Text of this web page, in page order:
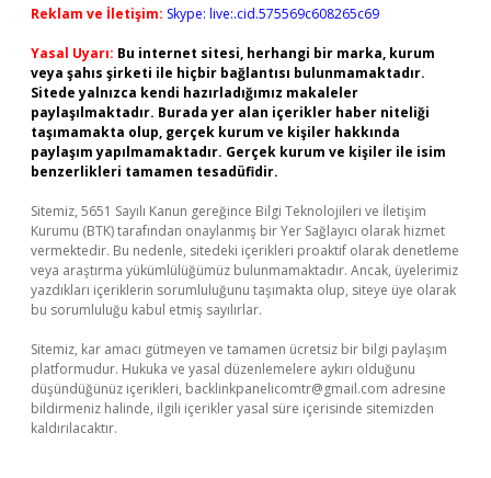
Reklam ve İletişim: Skype: live:.cid.575569c608265c69
Yasal Uyarı: Bu internet sitesi, herhangi bir marka, kurum
veya şahıs şirketi ile hiçbir bağlantısı bulunmamaktadır.
Sitede yalnızca kendi hazırladığımız makaleler
paylaşılmaktadır. Burada yer alan içerikler haber niteliği
taşımamakta olup, gerçek kurum ve kişiler hakkında
paylaşım yapılmamaktadır. Gerçek kurum ve kişiler ile isim
benzerlikleri tamamen tesadüfidir.
Sitemiz, 5651 Sayılı Kanun gereğince Bilgi Teknolojileri ve İletişim
Kurumu (BTK) tarafından onaylanmış bir Yer Sağlayıcı olarak hizmet
vermektedir. Bu nedenle, sitedeki içerikleri proaktif olarak denetleme
veya araştırma yükümlülüğümüz bulunmamaktadır. Ancak, üyelerimiz
yazdıkları içeriklerin sorumluluğunu taşımakta olup, siteye üye olarak
bu sorumluluğu kabul etmiş sayılırlar.
Sitemiz, kar amacı gütmeyen ve tamamen ücretsiz bir bilgi paylaşım
platformudur. Hukuka ve yasal düzenlemelere aykırı olduğunu
düşündüğünüz içerikleri, backlinkpanelicomtr@gmail.com adresine
bildirmeniz halinde, ilgili içerikler yasal süre içerisinde sitemizden
kaldırılacaktır.